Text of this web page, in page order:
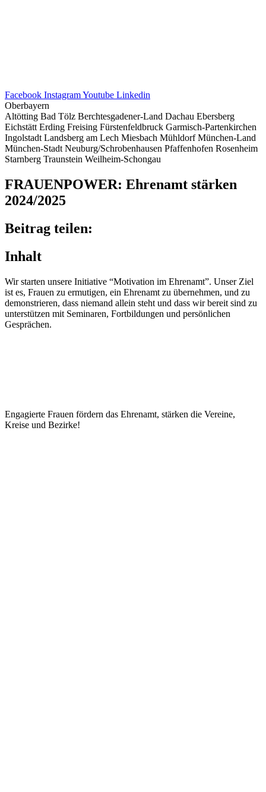
Facebook InstagramYoutube Linkedin
Oberbayern
Altötting Bad Tölz Berchtesgadener-Land Dachau Ebersberg
Eichstätt Erding Freising Fürstenfeldbruck Garmisch-Partenkirchen
Ingolstadt Landsberg am Lech Miesbach Mühldorf München-Land
München-Stadt Neuburg/Schrobenhausen Pfaffenhofen Rosenheim
Starnberg Traunstein Weilheim-Schongau
FRAU­EN­POWER: Ehren­amt stär­ken
2024/2025
Beitrag teilen:
Inhalt
Wir star­ten unsere Initia­tive “Moti­va­tion im Ehren­amt”. Unser Ziel
ist es, Frauen zu ermu­ti­gen, ein Ehren­amt zu über­neh­men, und zu
demons­trie­ren, dass niemand allein steht und dass wir bereit sind zu
unter­stüt­zen mit Semi­na­ren, Fort­bil­dun­gen und persön­li­chen
Gesprächen.
Enga­gierte Frauen fördern das Ehren­amt, stär­ken die Vereine,
Kreise und Bezirke!